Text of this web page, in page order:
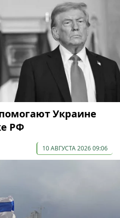
Украине
РФ
10 АВГУСТА 2026 09:06